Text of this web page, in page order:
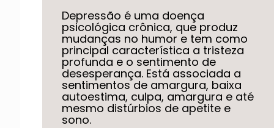
Depressão é uma doença
psicológica crônica, que produz
mudanças no humor e tem como
principal característica a tristeza
profunda e o sentimento de
desesperança. Está associada a
sentimentos de amargura, baixa
autoestima, culpa, amargura e até
mesmo distúrbios de apetite e
sono.